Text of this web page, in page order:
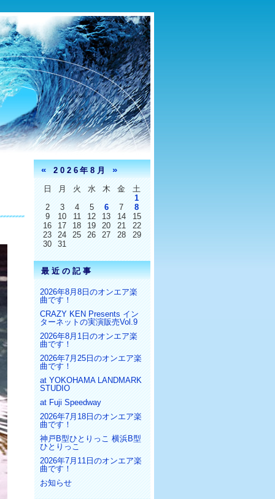
«2026年8月»
日 月 火 水 木 金
土
1
2
3 4 5 6 7
8
9
10 11 12 13 14
15
16
17 18 19 20 21
22
23
24 25 26 27 28
29
30
31
最近の記事
2026年8月8日のオンエア楽
曲です！
CRAZY KEN Presents イン
ターネットの実演販売Vol.9
2026年8月1日のオンエア楽
曲です！
2026年7月25日のオンエア楽
曲です！
at YOKOHAMA LANDMARK
STUDIO
at Fuji Speedway
2026年7月18日のオンエア楽
曲です！
神戸B型ひとりっこ 横浜B型
ひとりっこ
2026年7月11日のオンエア楽
曲です！
お知らせ